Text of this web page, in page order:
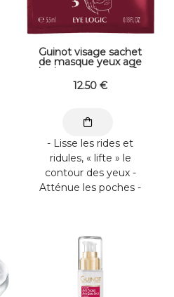
Guinot visage sachet
de masque yeux age
logic yeux masque 1x
5,5 ml
12.50 €
- Lisse les rides et
ridules, « lifte » le
contour des yeux -
Atténue les poches -